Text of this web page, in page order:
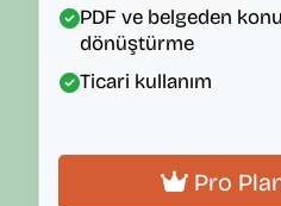
PDF ve belgeden
dönüştürme
Ticari kullanım
Pro